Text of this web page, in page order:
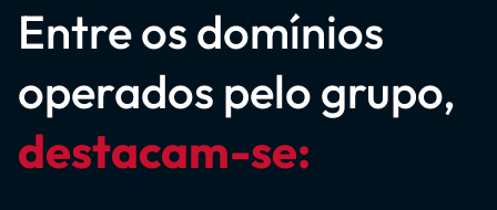
Entre os domínios
operados pelo grupo,
destacam-se: